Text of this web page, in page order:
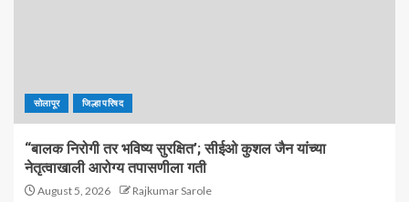
सोलापूर जिल्हा परिषद
“बालक निरोगी तर भविष्य सुरक्षित’; सीईओ कुशल जैन यांच्या
नेतृत्वाखाली आरोग्य तपासणीला गती
August 5, 2026 Rajkumar Sarole